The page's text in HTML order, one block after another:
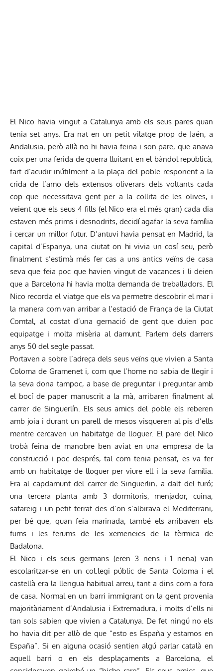
El Nico havia vingut a Catalunya amb els seus pares quan
tenia set anys. Era nat en un petit vilatge prop de Jaén, a
Andalusia, però allà no hi havia feina i son pare, que anava
coix per una ferida de guerra lluitant en el bàndol republicà,
fart d’acudir inútilment a la plaça del poble responent a la
crida de l’amo dels extensos oliverars dels voltants cada
cop que necessitava gent per a la collita de les olives, i
veient que els seus 4 fills (el Nico era el més gran) cada dia
estaven més prims i desnodrits, decidí agafar la seva família
i cercar un millor futur. D’antuvi havia pensat en Madrid, la
capital d’Espanya, una ciutat on hi vivia un cosí seu, però
finalment s’estimà més fer cas a uns antics veïns de casa
seva que feia poc que havien vingut de vacances i li deien
que a Barcelona hi havia molta demanda de treballadors. El
Nico recorda el viatge que els va permetre descobrir el mar i
la manera com van arribar a l’estació de França de la Ciutat
Comtal, al costat d’una gernació de gent que duien poc
equipatge i molta misèria al damunt. Parlem dels darrers
anys 50 del segle passat.
Portaven a sobre l’adreça dels seus veïns que vivien a Santa
Coloma de Gramenet i, com que l’home no sabia de llegir i
la seva dona tampoc, a base de preguntar i preguntar amb
el bocí de paper manuscrit a la mà, arribaren finalment al
carrer de Singuerlín. Els seus amics del poble els reberen
amb joia i durant un parell de mesos visqueren al pis d’ells
mentre cercaven un habitatge de lloguer. El pare del Nico
trobà feina de manobre ben aviat en una empresa de la
construcció i poc després, tal com tenia pensat, es va fer
amb un habitatge de lloguer per viure ell i la seva família.
Era al capdamunt del carrer de Singuerlin, a dalt del turó;
una tercera planta amb 3 dormitoris, menjador, cuina,
safareig i un petit terrat des d’on s’albirava el Mediterrani,
per bé que, quan feia marinada, també els arribaven els
fums i les ferums de les xemeneies de la tèrmica de
Badalona.
El Nico i els seus germans (eren 3 nens i 1 nena) van
escolaritzar-se en un col.legi públic de Santa Coloma i el
castellà era la llengua habitual arreu, tant a dins com a fora
de casa. Normal en un barri immigrant on la gent provenia
majoritàriament d’Andalusia i Extremadura, i molts d’ells ni
tan sols sabien que vivien a Catalunya. De fet ningú no els
ho havia dit per allò de que “esto es España y estamos en
España”. Si en alguna ocasió sentien algú parlar català en
aquell barri o en els desplaçaments a Barcelona, el